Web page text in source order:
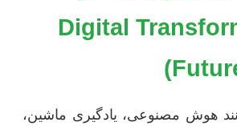
(Digital
هوش مصنوعی، یادگیری ماشین،